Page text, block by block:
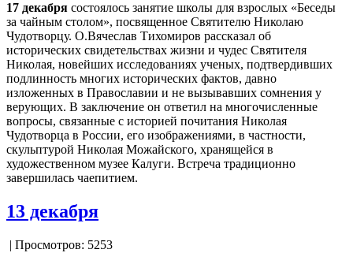
17 декабря состоялось занятие школы для взрослых «Беседы
за чайным столом», посвященное Святителю Николаю
Чудотворцу. О.Вячеслав Тихомиров рассказал об
исторических свидетельствах жизни и чудес Святителя
Николая, новейших исследованиях ученых, подтвердивших
подлинность многих исторических фактов, давно
изложенных в Православии и не вызывавших сомнения у
верующих. В заключение он ответил на многочисленные
вопросы, связанные с историей почитания Николая
Чудотворца в России, его изображениями, в частности,
скульптурой Николая Можайского, хранящейся в
художественном музее Калуги. Встреча традиционно
завершилась чаепитием.
13 декабря
| Просмотров: 5253